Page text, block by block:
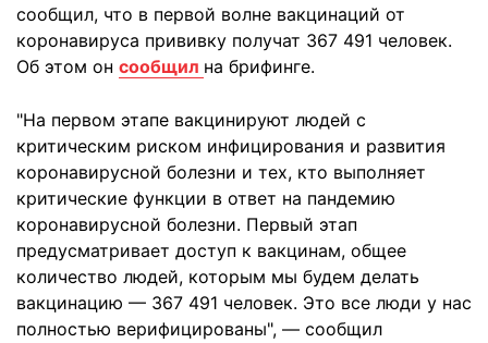
сообщил, что в первой волне вакцинаций от
коронавируса прививку получат 367 491 человек.
Об этом он сообщил на брифинге.
"На первом этапе вакцинируют людей с
критическим риском инфицирования и развития
коронавирусной болезни и тех, кто выполняет
критические функции в ответ на пандемию
коронавирусной болезни. Первый этап
предусматривает доступ к вакцинам, общее
количество людей, которым мы будем делать
вакцинацию — 367 491 человек. Это все люди у нас
полностью верифицированы", — сообщил